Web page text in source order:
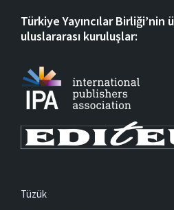
Türkiye Yayıncılar Birliği’nin
uluslararası kuruluşlar:
Tüzük